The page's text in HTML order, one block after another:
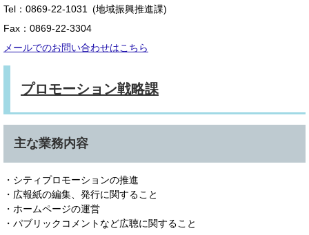
Tel：0869-22-1031
地域振興推進課
Fax：0869-22-3304
メールでのお問い合わせはこちら
プロモーション戦略課
主な業務内容
・シティプロモーションの推進
・広報紙の編集、発行に関すること
・ホームページの運営
・パブリックコメントなど広聴に関すること